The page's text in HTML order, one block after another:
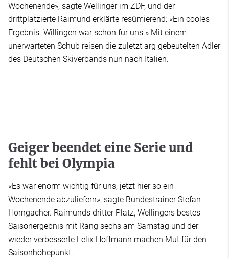
Wochenende», sagte Wellinger im ZDF, und der
drittplatzierte Raimund erklärte resümierend: «Ein cooles
Ergebnis. Willingen war schön für uns.» Mit einem
unerwarteten Schub reisen die zuletzt arg gebeutelten Adler
des Deutschen Skiverbands nun nach Italien.
Geiger beendet eine Serie und
fehlt bei Olympia
«Es war enorm wichtig für uns, jetzt hier so ein
Wochenende abzuliefern», sagte Bundestrainer Stefan
Horngacher. Raimunds dritter Platz, Wellingers bestes
Saisonergebnis mit Rang sechs am Samstag und der
wieder verbesserte Felix Hoffmann machen Mut für den
Saisonhöhepunkt.